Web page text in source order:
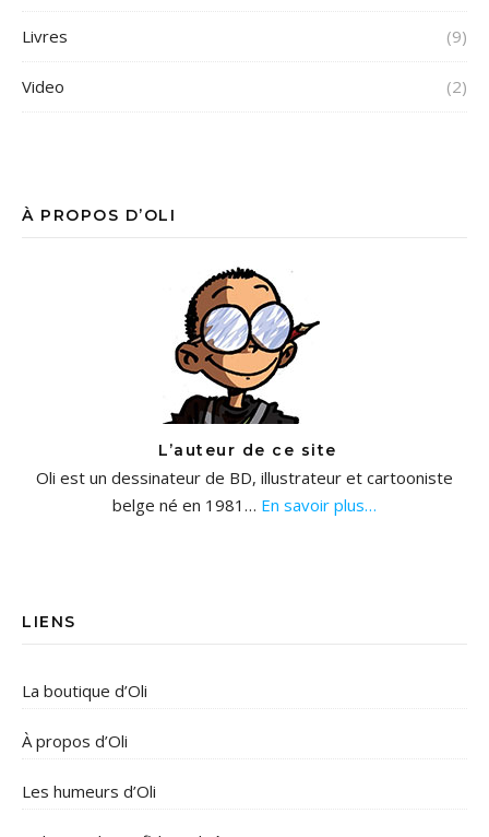
Livres (9)
Video (2)
À PROPOS D’OLI
L’auteur de ce site
Oli est un dessinateur de BD, illustrateur et cartooniste
belge né en 1981… En savoir plus…
LIENS
La boutique d’Oli
À propos d’Oli
Les humeurs d’Oli